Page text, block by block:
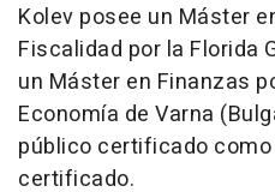
Kolev posee un Máster
Fiscalidad por la Florida
un Máster en Finanzas
Economía de Varna
público certificado
certificado.